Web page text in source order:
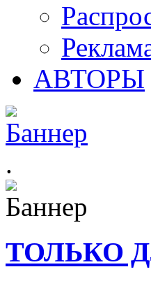
АВТОРЫ
.
ТОЛЬКО